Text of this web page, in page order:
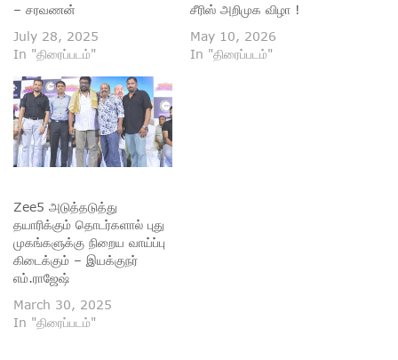
– சரவணன்
July 28, 2025
In "திரைப்படம்"
சீரிஸ் அறிமுக விழா !
May 10, 2026
In "திரைப்படம்"
Zee5 அடுத்தடுத்து
தயாரிக்கும் தொடர்களால் புது
முகங்களுக்கு நிறைய வாய்ப்பு
கிடைக்கும் – இயக்குநர்
எம்.ராஜேஷ்
March 30, 2025
In "திரைப்படம்"